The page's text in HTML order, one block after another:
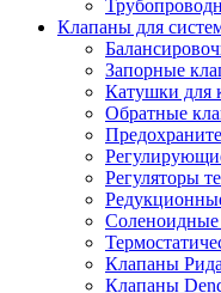
Клапаны для
Запорные
Катушки для
Обратные
Регуляторы
Клапаны
Клапаны